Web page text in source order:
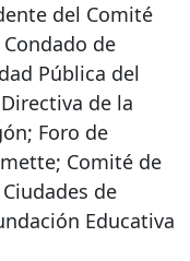
del Comité
de
Pública del
de la
Foro de
Comité de
de
Educativa